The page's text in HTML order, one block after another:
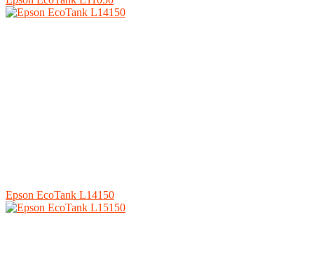
Epson EcoTank L14150